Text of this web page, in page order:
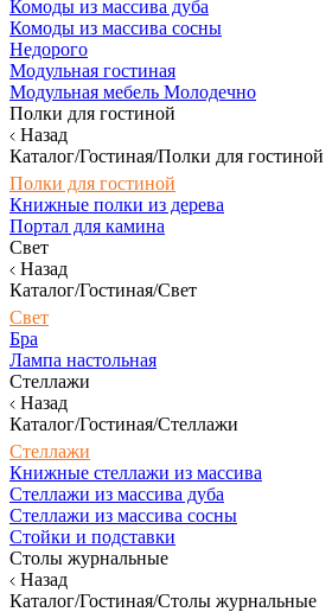
Комоды из массива дуба
Комоды из массива сосны
Недорого
Модульная гостиная
Модульная мебель Молодечно
Полки для гостиной
Назад
Каталог/Гостиная/Полки для гостиной
Полки для гостиной
Книжные полки из дерева
Портал для камина
Свет
Назад
Каталог/Гостиная/Свет
Свет
Бра
Лампа настольная
Стеллажи
Назад
Каталог/Гостиная/Стеллажи
Стеллажи
Книжные стеллажи из массива
Стеллажи из массива дуба
Стеллажи из массива сосны
Стойки и подставки
Столы журнальные
Назад
Каталог/Гостиная/Столы журнальные